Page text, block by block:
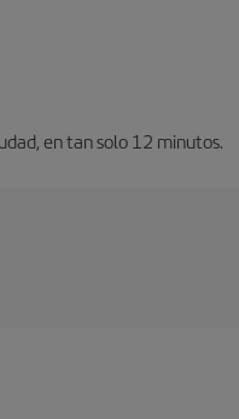
en tan solo 12 minutos.